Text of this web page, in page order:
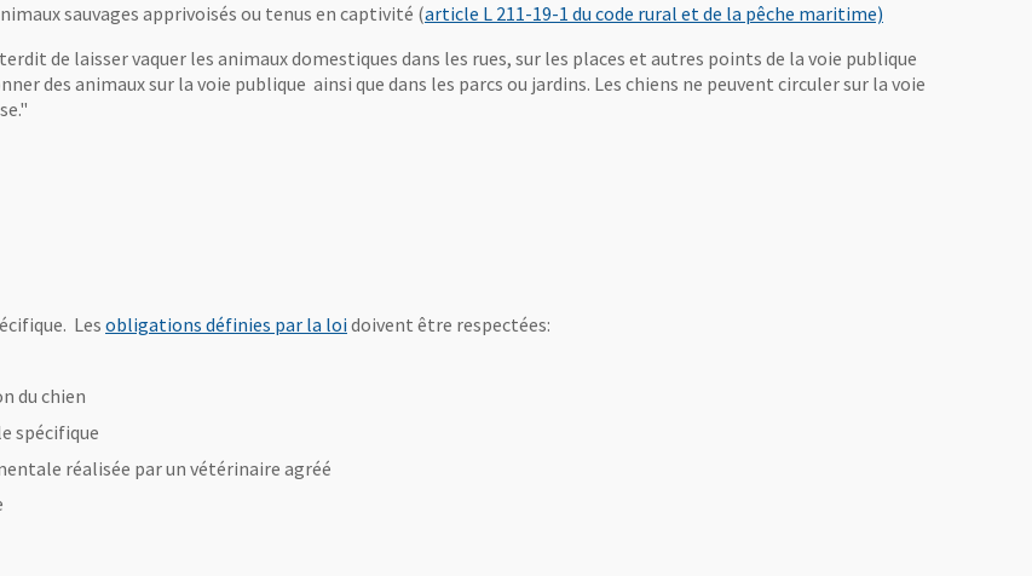
sauvages apprivoisés ou tenus en captivité (article L 211-19-1 du code rural et de la pêche maritime)
de laisser vaquer les animaux domestiques dans les rues, sur les places et autres points de la voie publique
des animaux sur la voie publique ainsi que dans les parcs ou jardins. Les chiens ne peuvent circuler sur la voie
fenêtre
Les obligations définies par la loi, Ouvre une nouvelle fenêtre
doivent être respectées:
du chien
spécifique
réalisée par un vétérinaire agréé